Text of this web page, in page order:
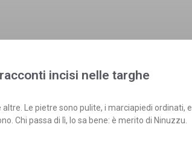
incisi nelle targhe
Le pietre sono pulite, i marciapiedi ordinati, e
Chi passa di lì, lo sa bene: è merito di Ninuzzu.